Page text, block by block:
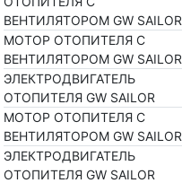
ВЕНТИЛЯТОРОМ GW SAILOR
МОТОР ОТОПИТЕЛЯ С
ВЕНТИЛЯТОРОМ GW SAILOR
ЭЛЕКТРОДВИГАТЕЛЬ
ОТОПИТЕЛЯ GW SAILOR
МОТОР ОТОПИТЕЛЯ С
ВЕНТИЛЯТОРОМ GW SAILOR
ЭЛЕКТРОДВИГАТЕЛЬ
ОТОПИТЕЛЯ GW SAILOR